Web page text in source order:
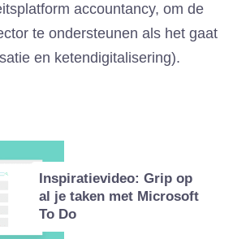
accountancy, om de
te ondersteunen als het gaat
en ketendigitalisering).
Inspiratievideo: Grip op
al je taken met Microsoft
To Do